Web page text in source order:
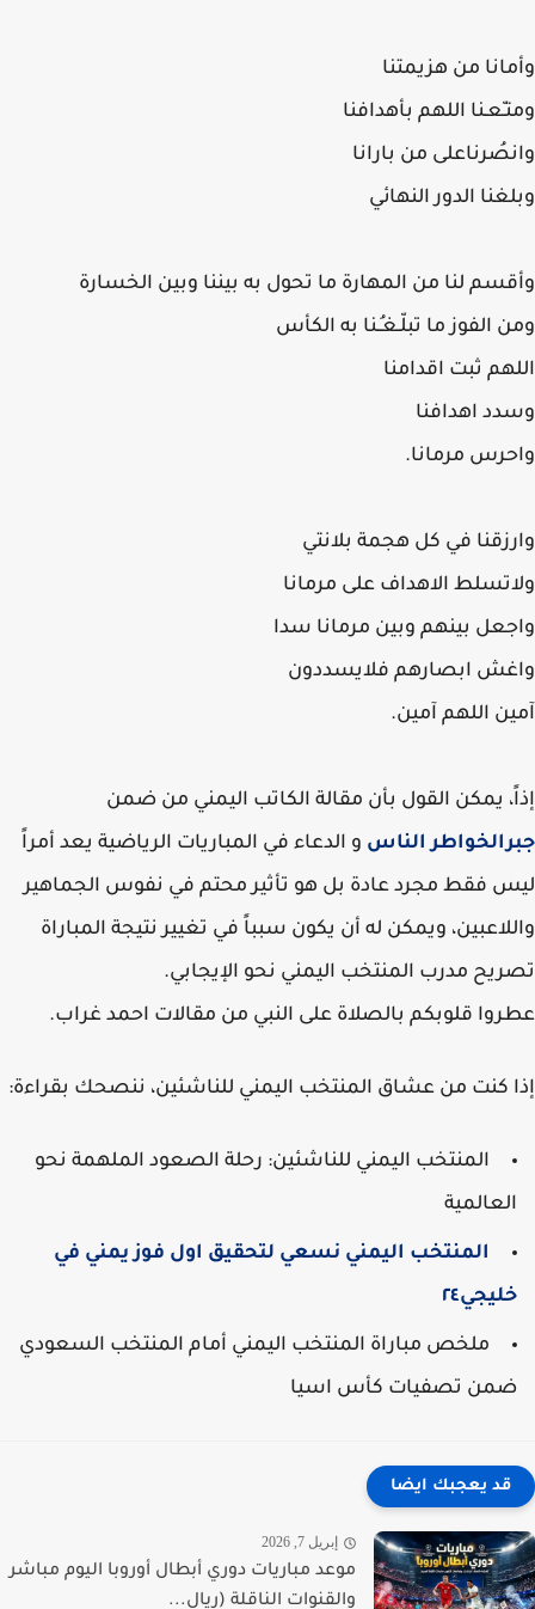
من هزيمتنا
اللهم بأهدافنا
من بارانا
الدور النهائي
لنا من المهارة ما تحول به بيننا وبين الخسارة
الفوز ما تبلّـغـُـنا به الكأس
ثبت اقدامنا
اهدافنا
مرمانا.
في كل هجمة بلانتي
الاهداف على مرمانا
بينهم وبين مرمانا سدا
ابصارهم فلايسددون
اللهم آمين.
يمكن القول بأن مقالة الكاتب اليمني من ضمن
الناسو الدعاء في المباريات الرياضية يعد أمراً
فقط مجرد عادة بل هو تأثير محتم في نفوس الجماهير
ويمكن له أن يكون سبباً في تغيير نتيجة المباراة
مدرب المنتخب اليمني نحو الإيجابي.
قلوبكم بالصلاة على النبيمن مقالات احمد غراب.
كنت من عشاق المنتخب اليمني للناشئين، ننصحك بقراءة:
المنتخب اليمني للناشئين: رحلة الصعود الملهمة نحو
المنتخب اليمني نسعي لتحقيق اول فوز يمني في
ملخص مباراة المنتخب اليمني أمام المنتخب السعودي
تصفيات كأس اسيا
قد يعجبك ايضا
إبريل 7, 2026
موعد مباريات دوري أبطال أوروبا اليوم مباشر
والقنوات الناقلة (ريال...